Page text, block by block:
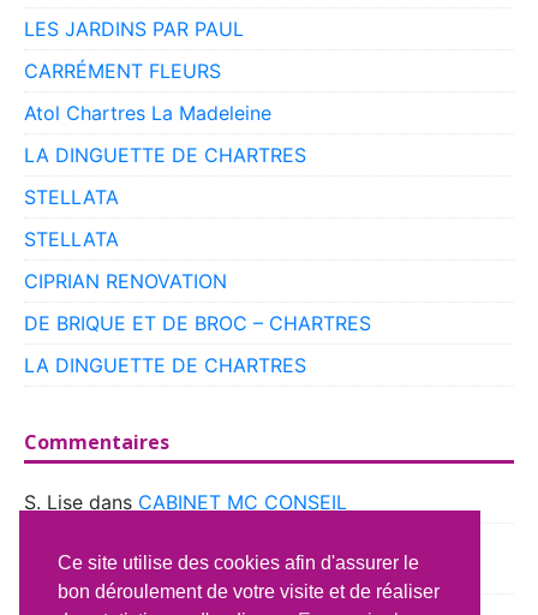
LES JARDINS PAR PAUL
CARRÉMENT FLEURS
Atol Chartres La Madeleine
LA DINGUETTE DE CHARTRES
STELLATA
STELLATA
CIPRIAN RENOVATION
DE BRIQUE ET DE BROC – CHARTRES
LA DINGUETTE DE CHARTRES
Commentaires
S. Lise dans CABINET MC CONSEIL
BEAUCE
Ce site utilise des cookies afin d'assurer le
bon déroulement de votre visite et de réaliser